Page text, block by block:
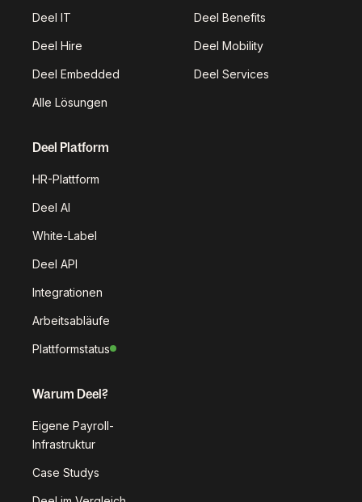
Deel IT Deel Benefits
Deel Hire Deel Mobility
Deel Embedded Deel Services
Alle Lösungen
Deel Platform
HR-Plattform
Deel AI
White-Label
Deel API
Integrationen
Arbeitsabläufe
Plattformstatus
Warum Deel?
Eigene Payroll-
Infrastruktur
Case Studys